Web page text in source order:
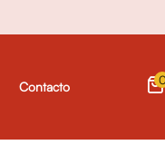
Contacto